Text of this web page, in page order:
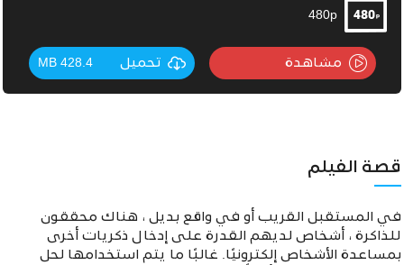
480p
مشاهدة تحميل 428.4 MB
قصة الفيلم
في المستقبل القريب أو في واقع بديل ، هناك محققون
للذاكرة ، أشخاص لديهم القدرة على إدخال ذكريات أخرى
بمساعدة الأشخاص إلكترونيًا. غالبًا ما يتم استخدامها لحل